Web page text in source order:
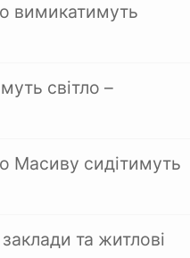
вимикатимуть
світло –
Масиву сидітимуть
та житлові